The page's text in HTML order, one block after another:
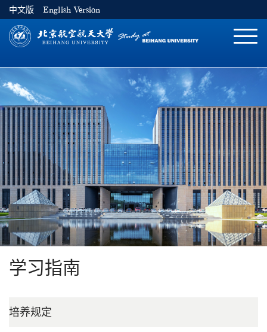
中文版 English Version
切
航
学习指南
培养规定